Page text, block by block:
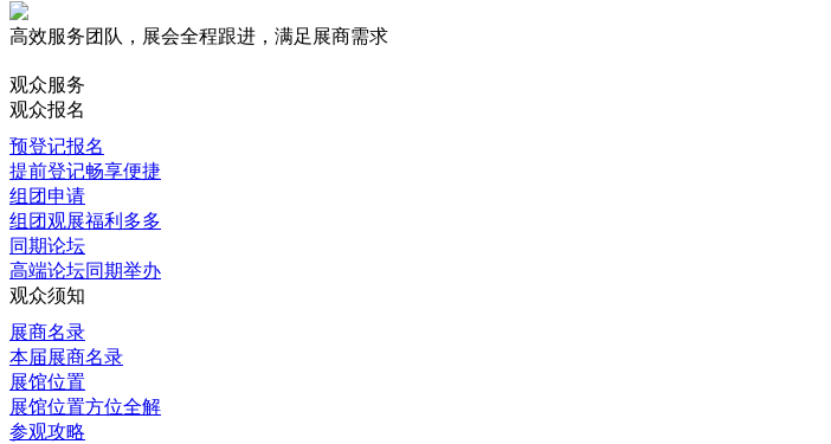
高效服务团队，展会全程跟进，满足展商需求
观众服务
观众报名
预登记报名
提前登记畅享便捷
组团申请
组团观展福利多多
同期论坛
高端论坛同期举办
观众须知
展商名录
本届展商名录
展馆位置
展馆位置方位全解
参观攻略